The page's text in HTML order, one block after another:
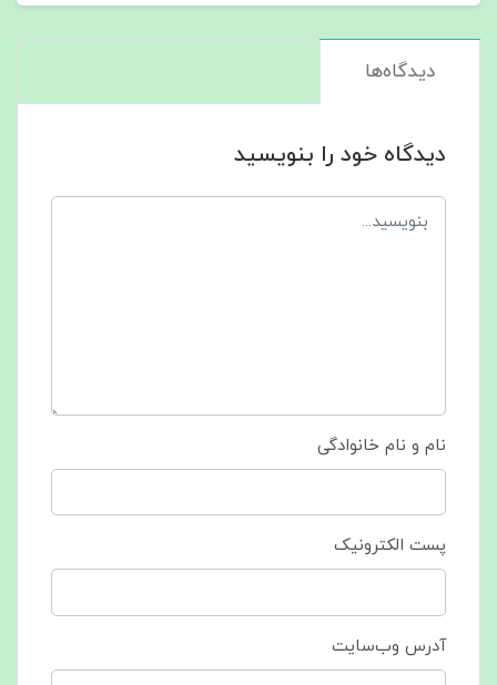
دیدگاه‌ها
دیدگاه خود را بنویسید
نام و نام خانوادگی
پست الکترونیک
آدرس وب‌سایت